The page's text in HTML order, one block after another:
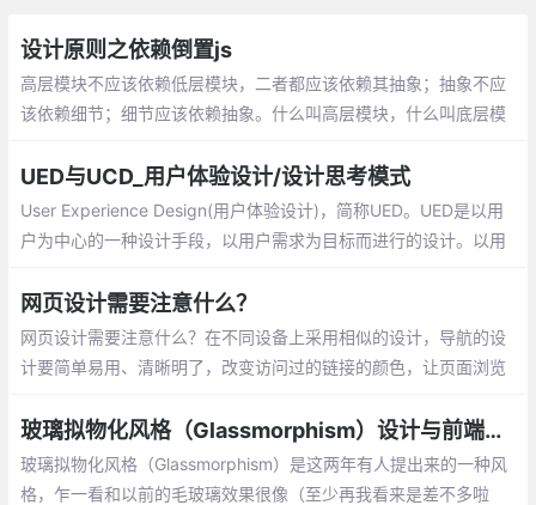
设计原则之依赖倒置js
高层模块不应该依赖低层模块，二者都应该依赖其抽象；抽象不应
该依赖细节；细节应该依赖抽象。什么叫高层模块，什么叫底层模
UED与UCD_用户体验设计/设计思考模式
User Experience Design(用户体验设计)，简称UED。UED是以用
户为中心的一种设计手段，以用户需求为目标而进行的设计。以用
是UED的一种具体的设计实现理念。
网页设计需要注意什么？
网页设计需要注意什么？在不同设备上采用相似的设计，导航的设
计要简单易用、清晰明了，改变访问过的链接的颜色，让页面浏览
来就能点击、不要让促销广告遮住内容
玻璃拟物化风格（Glassmorphism）设计与前端实现
玻璃拟物化风格（Glassmorphism）是这两年有人提出来的一种风
格，乍一看和以前的毛玻璃效果很像（至少再我看来是差不多啦